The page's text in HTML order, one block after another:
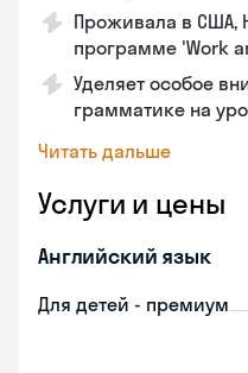
Проживала в США,
программе 'Work
Уделяет особое
грамматике на
Читать дальше
Услуги и цены
Английский язык
Для детей - премиум